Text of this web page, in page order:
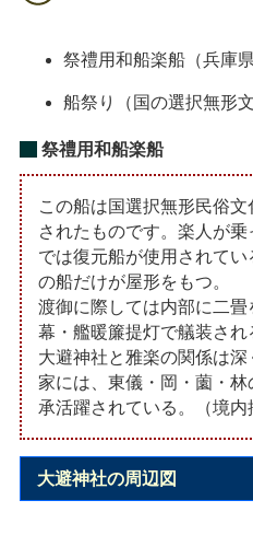
祭禮用和船楽船（兵庫
船祭り（国の選択無形文
祭禮用和船楽船
この船は国選択無形民俗
されたものです。楽人が
では復元船が使用されて
の船だけが屋形をもつ。
渡御に際しては内部に二
幕・艦暖簾提灯で艤装され
大避神社と雅楽の関係は
家には、東儀・岡・薗・
承活躍されている。（境内
大避神社の周辺図